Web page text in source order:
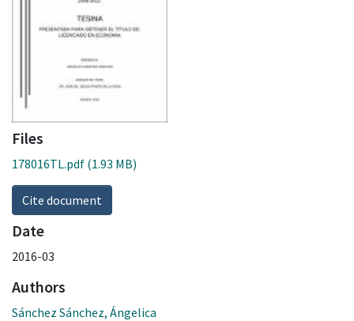
Files
178016TL.pdf (1.93 MB)
Cite document
Date
2016-03
Authors
Sánchez Sánchez, Ángelica